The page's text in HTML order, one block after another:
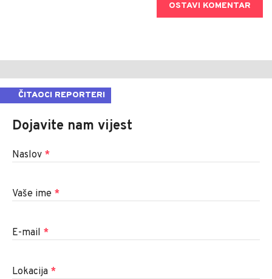
OSTAVI KOMENTAR
ČITAOCI REPORTERI
Dojavite nam vijest
Naslov *
Vaše ime *
E-mail *
Lokacija *